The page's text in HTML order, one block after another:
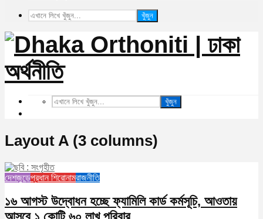
খুঁজুন
খুঁজুন
Layout A (3 columns)
দেশজুড়েপ্রধান শিরোনামরাজনীতি
১৬ আগস্ট উদ্বোধন হচ্ছে ফ্যামিলি কার্ড কর্মসূচি, আওতায়